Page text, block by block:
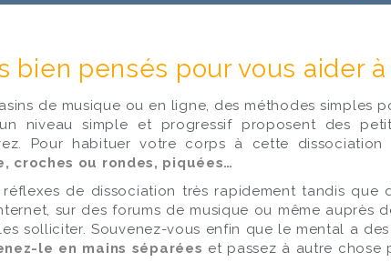
bien pensés pour vous aider
de musique ou en ligne, des méthodes simples
niveau simple et progressif proposent des
Pour habituer votre corps à cette dissociation
croches ou rondes, piquées…
de dissociation très rapidement tandis que
sur des forums de musique ou même
solliciter. Souvenez-vous enfin que le mental a
le en mains séparées et passez à autre